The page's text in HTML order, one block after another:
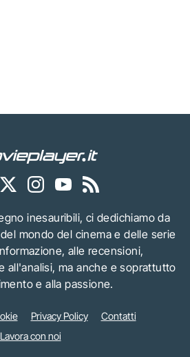
inesauribili, ci dedichiamo da
mondo del cinema e delle serie
alle recensioni,
all'analisi, ma anche e soprattutto
e alla passione.
Privacy Policy
Contatti
Lavora con noi